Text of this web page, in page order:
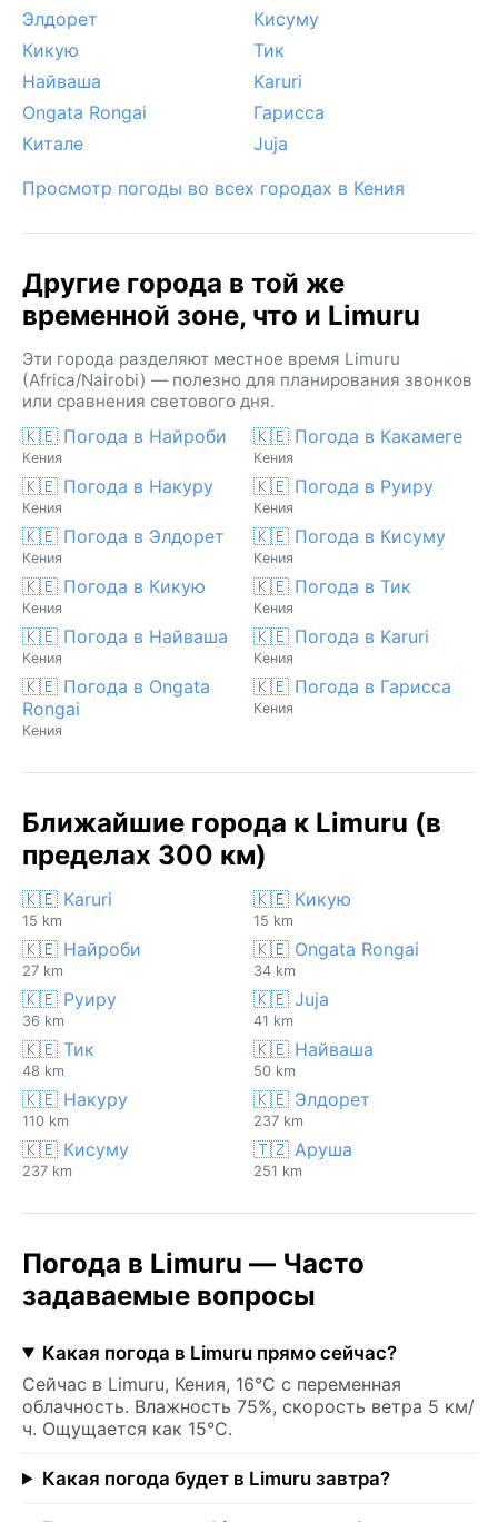
Элдорет
Кисуму
Кикую
Тик
Найваша
Karuri
Ongata Rongai
Гарисса
Китале
Juja
Просмотр погоды во всех городах в Кения
Другие города в той же
временной зоне, что и Limuru
Эти города разделяют местное время Limuru
(Africa/Nairobi) — полезно для планирования звонков
или сравнения светового дня.
🇰🇪 Погода в Найроби
Кения
🇰🇪 Погода в Какамеге
Кения
🇰🇪 Погода в Накуру
Кения
🇰🇪 Погода в Руиру
Кения
🇰🇪 Погода в Элдорет
Кения
🇰🇪 Погода в Кисуму
Кения
🇰🇪 Погода в Кикую
Кения
🇰🇪 Погода в Тик
Кения
🇰🇪 Погода в Найваша
Кения
🇰🇪 Погода в Karuri
Кения
🇰🇪 Погода в Ongata
Rongai
Кения
🇰🇪 Погода в Гарисса
Кения
Ближайшие города к Limuru (в
пределах 300 км)
🇰🇪 Karuri
15 km
🇰🇪 Кикую
15 km
🇰🇪 Найроби
27 km
🇰🇪 Ongata Rongai
34 km
🇰🇪 Руиру
36 km
🇰🇪 Juja
41 km
🇰🇪 Тик
48 km
🇰🇪 Найваша
50 km
🇰🇪 Накуру
110 km
🇰🇪 Элдорет
237 km
🇰🇪 Кисуму
237 km
🇹🇿 Аруша
251 km
Погода в Limuru — Часто
задаваемые вопросы
Какая погода в Limuru прямо сейчас?
Сейчас в Limuru, Кения, 16°C с переменная
облачность. Влажность 75%, скорость ветра 5 км/
ч. Ощущается как 15°C.
Какая погода будет в Limuru завтра?